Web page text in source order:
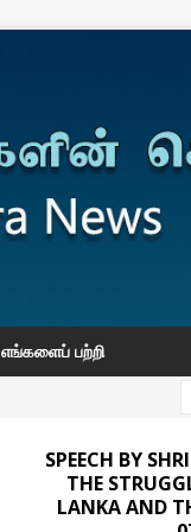
எங்களைப் பற்றி
SPEECH BY
THE
LANKA AND